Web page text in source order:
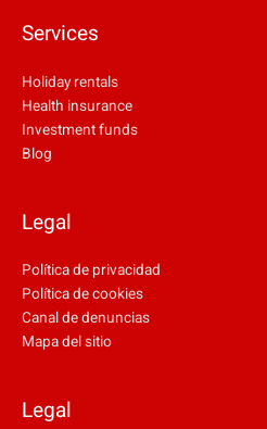
Services
Holiday rentals
Health insurance
Investment funds
Blog
Legal
Política de privacidad
Política de cookies
Canal de denuncias
Mapa del sitio
Legal